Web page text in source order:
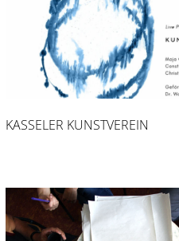
KASSELER KUNSTVEREIN